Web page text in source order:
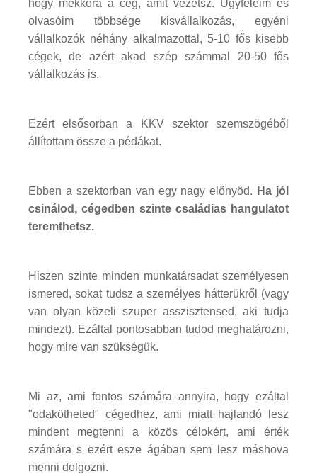
hogy mekkora a cég, amit vezetsz. Ügyfeleim és
olvasóim többsége kisvállalkozás, egyéni
vállalkozók néhány alkalmazottal, 5-10 fős kisebb
cégek, de azért akad szép számmal 20-50 fős
vállalkozás is.
Ezért elsősorban a KKV szektor szemszögéből
állítottam össze a pédákat.
Ebben a szektorban van egy nagy előnyöd. Ha jól
csinálod, cégedben szinte családias hangulatot
teremthetsz.
Hiszen szinte minden munkatársadat személyesen
ismered, sokat tudsz a személyes hátterükről (vagy
van olyan közeli szuper asszisztensed, aki tudja
mindezt). Ezáltal pontosabban tudod meghatározni,
hogy mire van szükségük.
Mi az, ami fontos számára annyira, hogy ezáltal
"odakötheted" cégedhez, ami miatt hajlandó lesz
mindent megtenni a közös célokért, ami érték
számára s ezért esze ágában sem lesz máshova
menni dolgozni.